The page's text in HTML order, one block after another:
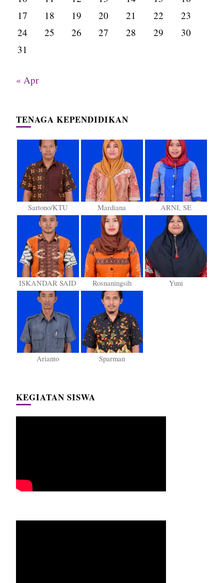
17
18 19 20 21 22
23
24
25 26 27 28 29
30
31
« Apr
TENAGA KEPENDIDIKAN
Sartono/KTU Mardiana ARNI, SE
ISKANDAR SAID Rosnaningsih Yuni
Arianto Sparman
KEGIATAN SISWA